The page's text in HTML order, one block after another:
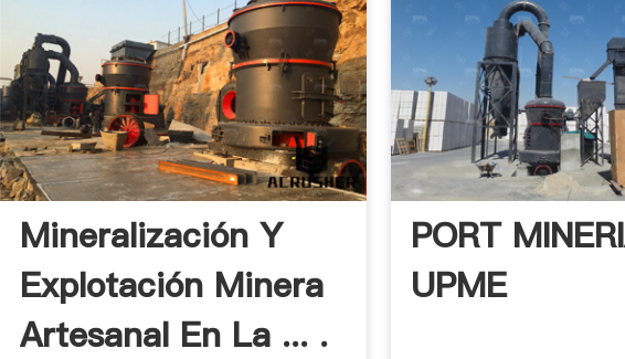
Mineralización Y
Explotación Minera
Artesanal En La ... .
PORT
UPME